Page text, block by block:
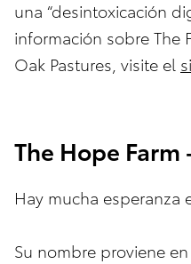
una “desintoxicación
información sobre The
Oak Pastures, visite el
The Hope
Hay mucha esperanza
Su nombre proviene